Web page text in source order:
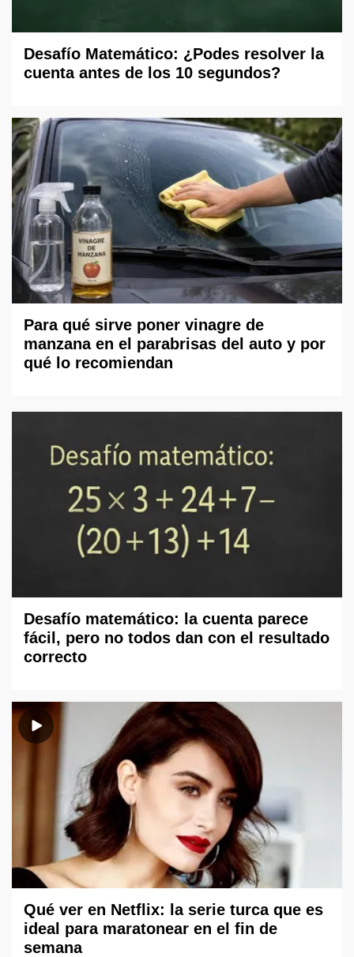
Desafío Matemático: ¿Podes resolver la
cuenta antes de los 10 segundos?
Para qué sirve poner vinagre de
manzana en el parabrisas del auto y por
qué lo recomiendan
Desafío matemático: la cuenta parece
fácil, pero no todos dan con el resultado
correcto
Qué ver en Netflix: la serie turca que es
ideal para maratonear en el fin de
semana